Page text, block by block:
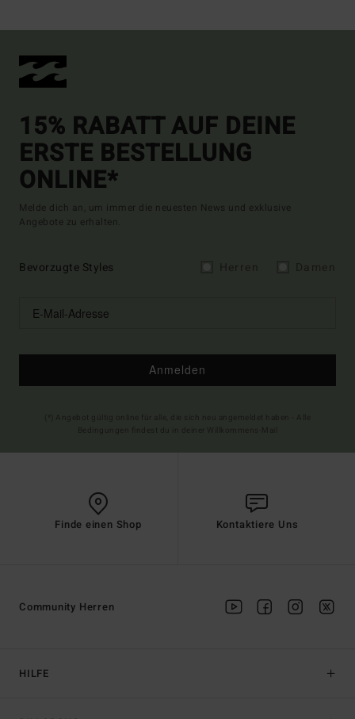
15% RABATT AUF DEINE
ERSTE BESTELLUNG
ONLINE*
Melde dich an, um immer die neuesten News und exklusive
Angebote zu erhalten.
Bevorzugte Styles
Anmelden
Finde einen Shop Kontaktiere Uns
HILFE
Community Herren